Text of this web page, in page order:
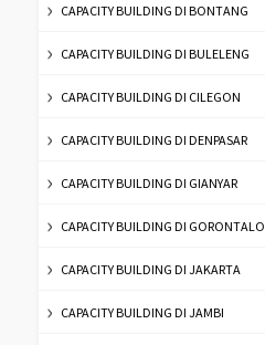
CAPACITY BUILDING DI BONTANG
CAPACITY BUILDING DI BULELENG
CAPACITY BUILDING DI CILEGON
CAPACITY BUILDING DI DENPASAR
CAPACITY BUILDING DI GIANYAR
CAPACITY BUILDING DI GORONTALO
CAPACITY BUILDING DI JAKARTA
CAPACITY BUILDING DI JAMBI